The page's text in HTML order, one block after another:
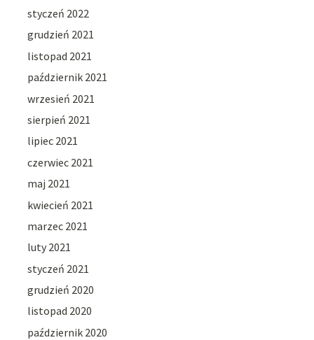
styczeń 2022
grudzień 2021
listopad 2021
październik 2021
wrzesień 2021
sierpień 2021
lipiec 2021
czerwiec 2021
maj 2021
kwiecień 2021
marzec 2021
luty 2021
styczeń 2021
grudzień 2020
listopad 2020
październik 2020